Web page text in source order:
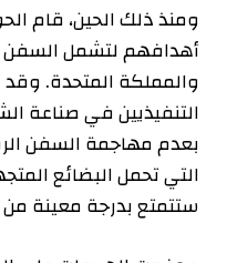
ومنذ ذلك الحين، قام
أهدافهم لتشمل السفن
والمملكة المتحدة.
التنفيذيين في صناعة
بعدم مهاجمة السفن
التي تحمل البضائع
ستتمتع بدرجة معينة من